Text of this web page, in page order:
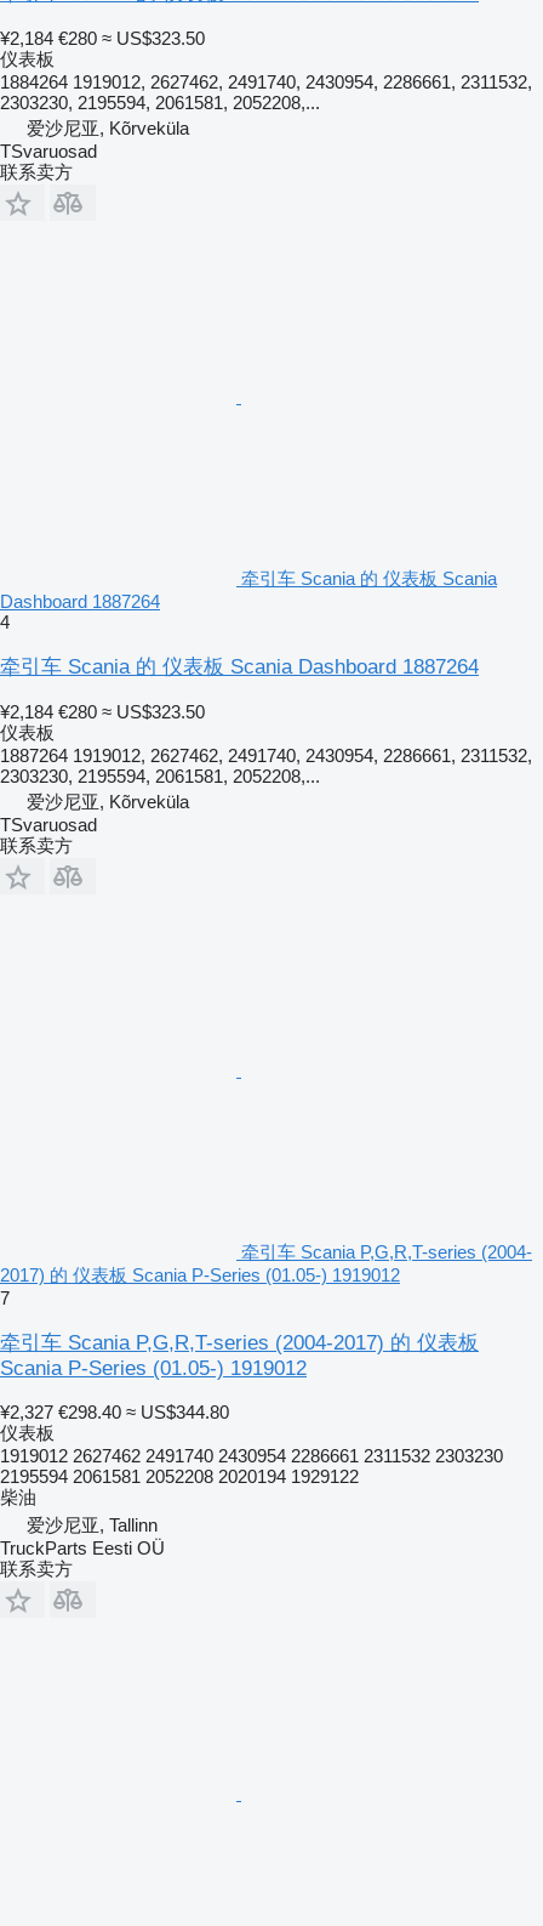
¥2,184 €280 ≈ US$323.50
仪表板
1884264 1919012, 2627462, 2491740, 2430954, 2286661, 2311532,
2303230, 2195594, 2061581, 2052208,...
爱沙尼亚, Kõrveküla
TSvaruosad
联系卖方
牵引车 Scania 的 仪表板 Scania
Dashboard 1887264
4
牵引车 Scania 的 仪表板 Scania Dashboard 1887264
¥2,184 €280 ≈ US$323.50
仪表板
1887264 1919012, 2627462, 2491740, 2430954, 2286661, 2311532,
2303230, 2195594, 2061581, 2052208,...
爱沙尼亚, Kõrveküla
TSvaruosad
联系卖方
牵引车 Scania P,G,R,T-series (2004-
2017) 的 仪表板 Scania P-Series (01.05-) 1919012
7
牵引车 Scania P,G,R,T-series (2004-2017) 的 仪表板
Scania P-Series (01.05-) 1919012
¥2,327 €298.40 ≈ US$344.80
仪表板
1919012 2627462 2491740 2430954 2286661 2311532 2303230
2195594 2061581 2052208 2020194 1929122
柴油
爱沙尼亚, Tallinn
TruckParts Eesti OÜ
联系卖方